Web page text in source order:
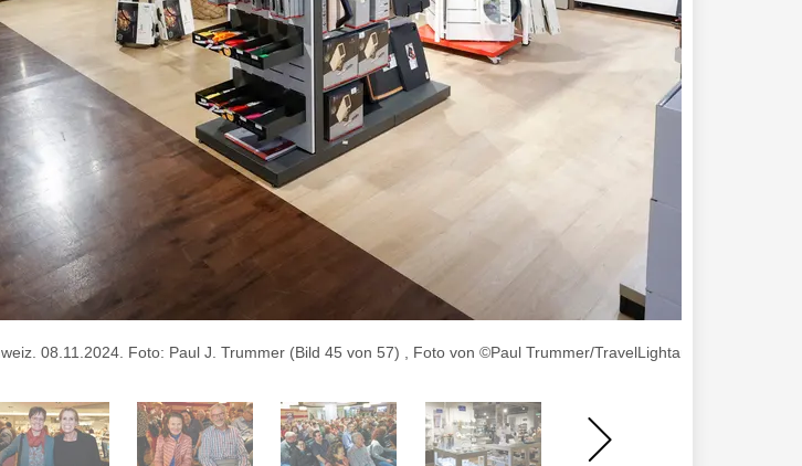
08.11.2024. Foto: Paul J. Trummer (Bild 45 von 57) , Foto von ©Paul Trummer/TravelLightart